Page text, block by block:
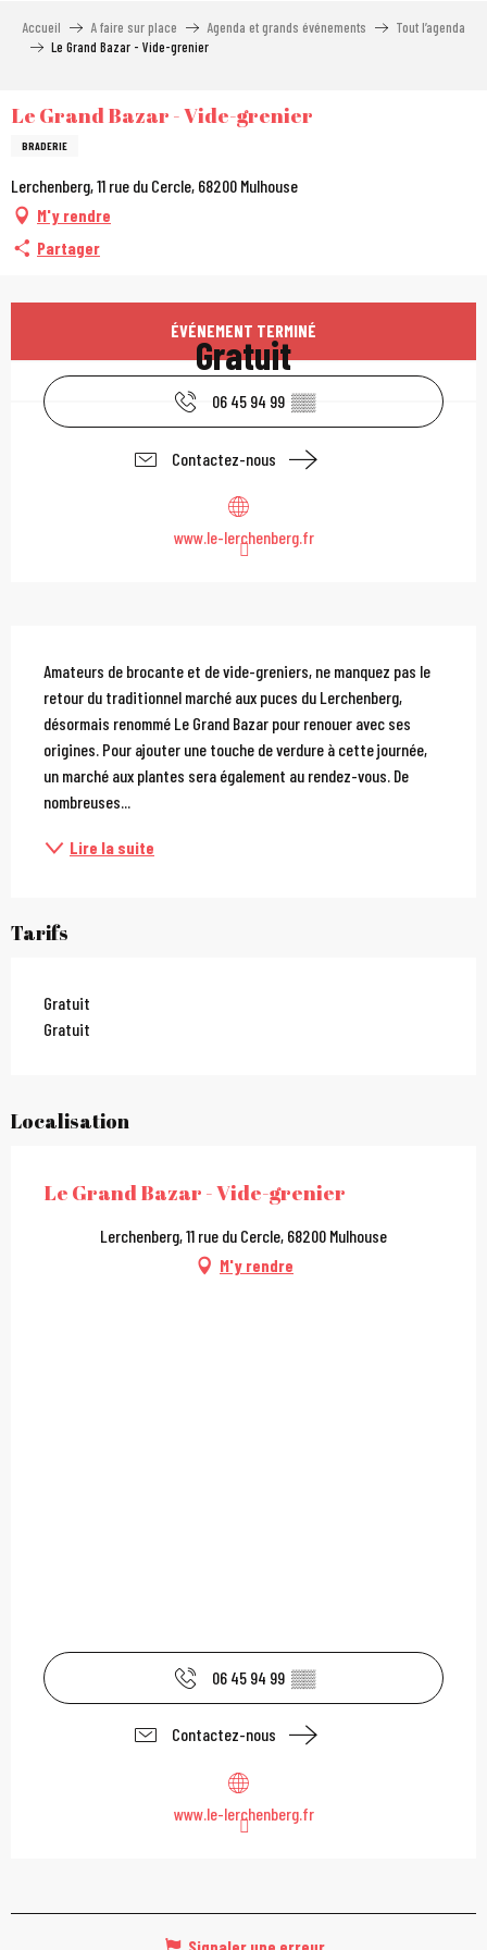
Accueil A faire sur place Agenda et grands événements
Tout l’agenda
Le Grand Bazar - Vide-grenier
Le Grand Bazar - Vide-grenier
BRADERIE
Lerchenberg, 11 rue du Cercle, 68200 Mulhouse
M'y rendre
Partager
Ouverture et
ÉVÉNEMENT TERMINÉ
Gratuit
06 45 94 99 ▒▒
Contactez-nous
www.le-lerchenberg.fr
Description
Amateurs de brocante et de vide-greniers, ne manquez pas le
retour du traditionnel marché aux puces du Lerchenberg,
désormais renommé Le Grand Bazar pour renouer avec ses
origines. Pour ajouter une touche de verdure à cette journée,
un marché aux plantes sera également au rendez-vous. De
nombreuses...
Lire la suite
Tarifs
Gratuit
Gratuit
Localisation
Le Grand Bazar - Vide-grenier
Lerchenberg, 11 rue du Cercle, 68200 Mulhouse
M'y rendre
06 45 94 99 ▒▒
Contactez-nous
www.le-lerchenberg.fr
Signaler une erreur